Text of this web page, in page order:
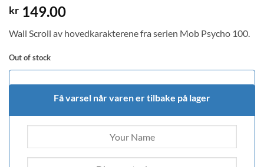
kr 149.00
Wall Scroll av hovedkarakterene fra serien Mob Psycho 100.
Out of stock
Få varsel når varen er tilbake på lager